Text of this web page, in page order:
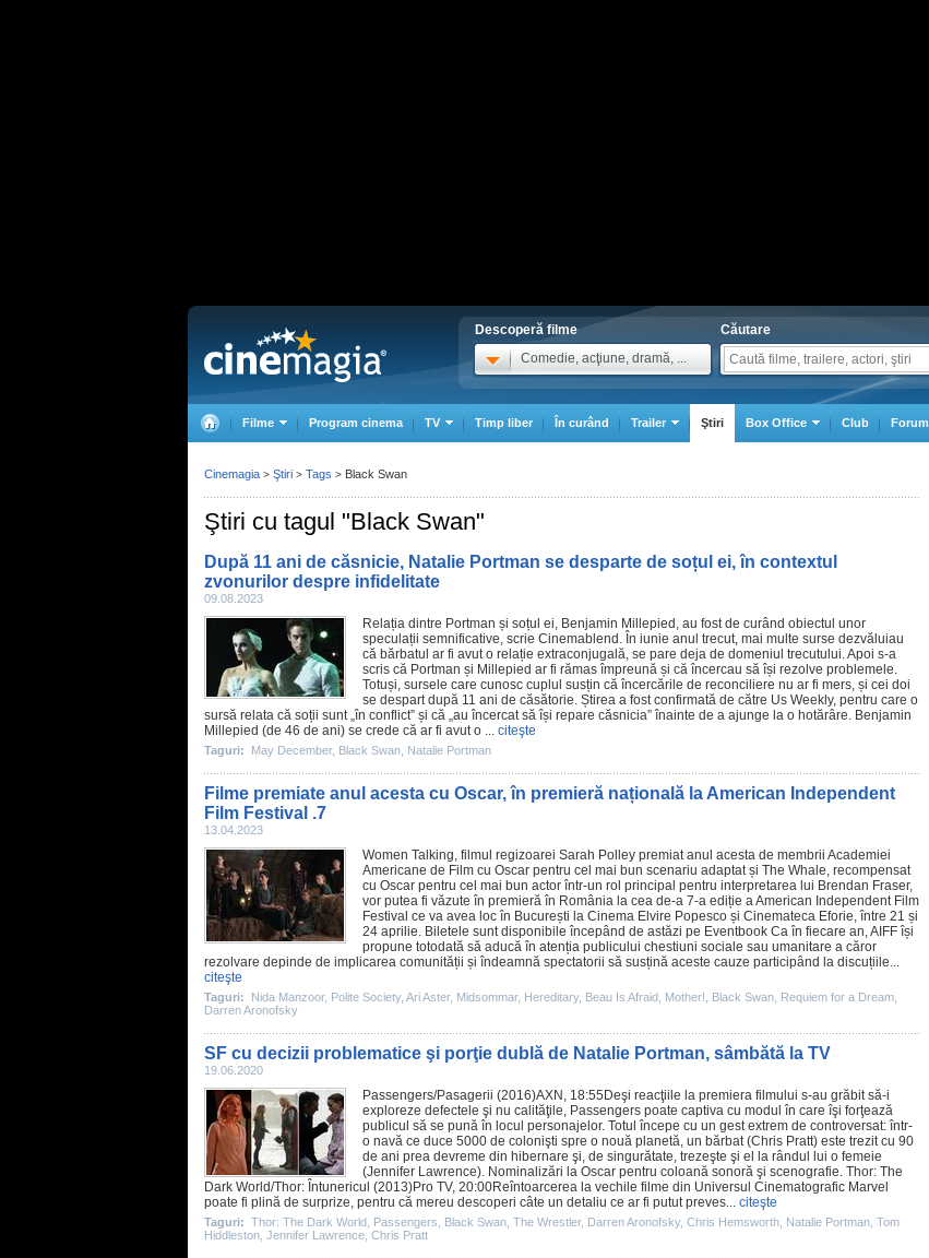
Descoperă filme
Comedie, acţiune, dramă, ...
Căutare
Filme Program cinema TV Timp liber În curând Trailer Ştiri Box Office Club Forum
Ştiri cu tagul "Black Swan"
După 11 ani de căsnicie, Natalie Portman se desparte de soțul ei, în contextul
zvonurilor despre infidelitate
09.08.2023
Relația dintre Portman și soțul ei, Benjamin Millepied, au fost de curând obiectul unor
speculații semnificative, scrie Cinemablend. În iunie anul trecut, mai multe surse dezvăluiau
că bărbatul ar fi avut o relație extraconjugală, se pare deja de domeniul trecutului. Apoi s-a
scris că Portman și Millepied ar fi rămas împreună și că încercau să își rezolve problemele.
Totuși, sursele care cunosc cuplul susțin că încercările de reconciliere nu ar fi mers, și cei doi
se despart după 11 ani de căsătorie. Știrea a fost confirmată de către Us Weekly, pentru care o
sursă relata că soții sunt „în conflict” și că „au încercat să își repare căsnicia” înainte de a ajunge la o hotărâre. Benjamin
Millepied (de 46 de ani) se crede că ar fi avut o ... citeşte
Taguri: May December, Black Swan Natalie Portman
Filme premiate anul acesta cu Oscar, în premieră națională la American Independent
Film Festival .7
13.04.2023
Women Talking, filmul regizoarei Sarah Polley premiat anul acesta de membrii Academiei
Americane de Film cu Oscar pentru cel mai bun scenariu adaptat și The Whale, recompensat
cu Oscar pentru cel mai bun actor într-un rol principal pentru interpretarea lui Brendan Fraser,
vor putea fi văzute în premieră în România la cea de-a 7-a ediție a American Independent Film
Festival ce va avea loc în București la Cinema Elvire Popesco și Cinemateca Eforie, între 21 și
24 aprilie. Biletele sunt disponibile începând de astăzi pe Eventbook Ca în fiecare an, AIFF își
propune totodată să aducă în atenția publicului chestiuni sociale sau umanitare a căror
rezolvare depinde de implicarea comunității și îndeamnă spectatorii să susțină aceste cauze participând la discuțiile...
citeşte
Taguri: Nida Manzoor, Polite Society, Ari Aster, Midsommar, Hereditary, Beau Is Afraid Mother! Black Swan Requiem for a Dream
Darren Aronofsky
SF cu decizii problematice şi porţie dublă de Natalie Portman, sâmbătă la TV
19.06.2020
Passengers/Pasagerii (2016)AXN, 18:55Deşi reacţiile la premiera filmului s-au grăbit să-i
exploreze defectele şi nu calităţile, Passengers poate captiva cu modul în care îşi forţează
publicul să se pună în locul personajelor. Totul începe cu un gest extrem de controversat: într-
o navă ce duce 5000 de colonişti spre o nouă planetă, un bărbat (Chris Pratt) este trezit cu 90
de ani prea devreme din hibernare şi, de singurătate, trezeşte şi el la rândul lui o femeie
(Jennifer Lawrence). Nominalizări la Oscar pentru coloană sonoră şi scenografie. Thor: The
Dark World/Thor: Întunericul (2013)Pro TV, 20:00Reîntoarcerea la vechile filme din Universul Cinematografic Marvel
poate fi plină de surprize, pentru că mereu descoperi câte un detaliu ce ar fi putut preves... citeşte
Taguri: Thor: The Dark World Passengers Black Swan The Wrestler, Darren Aronofsky, Chris Hemsworth Natalie Portman Tom
Hiddleston Jennifer Lawrence Chris Pratt
Cinemagia > Ştiri > Tags > Black Swan